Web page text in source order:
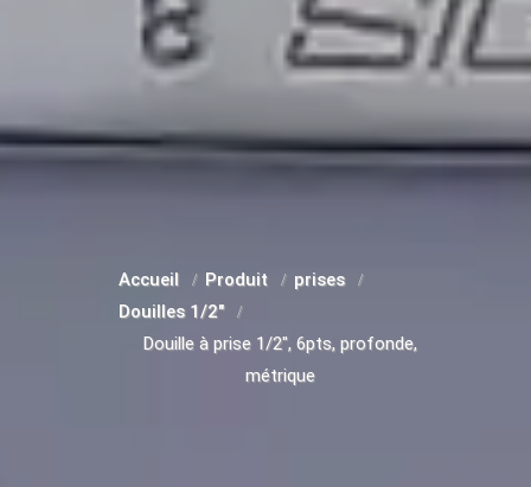
Accueil Produit
prises
Douilles 1/2"
Douille à prise 1/2", 6pts, profonde,
métrique